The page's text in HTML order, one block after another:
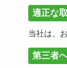
適正な
当社は、
第三者